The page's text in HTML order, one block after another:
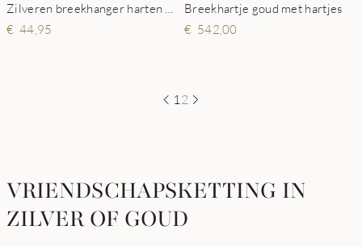
44,95
Breekhartje goud met hartjes
542,00
1 2
VRIENDSCHAPSKETTING IN
ZILVER OF GOUD